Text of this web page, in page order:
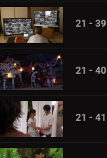
21 - 39
21 - 40
21 - 41